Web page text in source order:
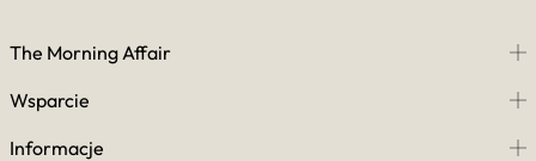
The Morning Affair
Wsparcie
Informacje